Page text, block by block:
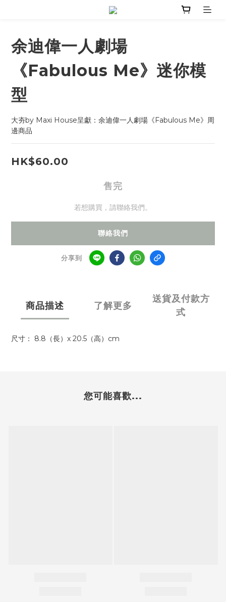
余迪偉一人劇場
《Fabulous Me》迷你模
型
大夯by Maxi House呈獻：余迪偉一人劇場《Fabulous Me》周
邊商品
HK$60.00
售完
若想購買，請聯絡我們。
聯絡我們
分享到
商品描述 了解更多
送貨及付款方
式
尺寸： 8.8（長）x 20.5（高）cm
您可能喜歡...